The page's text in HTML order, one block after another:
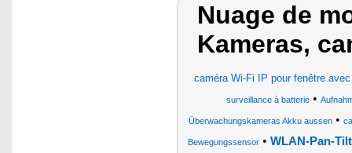
Nuage de
Kameras,
caméra Wi-Fi IP pour fenêtre
surveillance à batterie•
Überwachungskameras Akku aussen •
Bewegungssensor • WLAN-Pan-